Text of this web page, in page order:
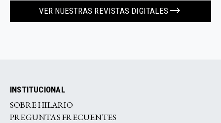
VER NUESTRAS REVISTAS DIGITALES
INSTITUCIONAL
SOBRE HILARIO
PREGUNTAS FRECUENTES